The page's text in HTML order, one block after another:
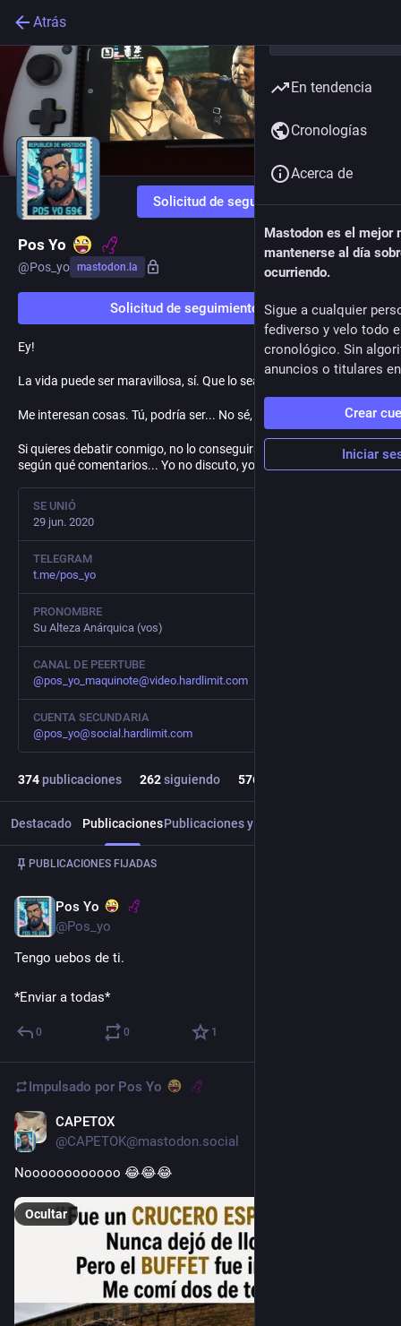
Atrás
Solicitud de seguimiento
Pos Yo
@Pos_yo mastodon.la
Solicitud de seguimiento
Ey!
La vida puede ser maravillosa, sí. Que lo sea, es otra historia.
Me interesan cosas. Tú, podría ser... No sé, debería pensármelo.
Si quieres debatir conmigo, no lo conseguirás. Así que, ahórrate
según qué comentarios... Yo no discuto, yo insulto.
SE UNIÓ
29 jun. 2020
TELEGRAM
t.me/pos_yo
PRONOMBRE
Su Alteza Anárquica (vos)
CANAL DE PEERTUBE
@pos_yo_maquinote@video.hardlimit.com
CUENTA SECUNDARIA
@pos_yo@social.hardlimit.com
374publicaciones 262siguiendo 576
Destacado PublicacionesPublicaciones y respuestas
PUBLICACIONES FIJADAS
Pos Yo
@Pos_yo
Tengo uebos de ti.
*Enviar a todas*
0 0 1
Impulsado por Pos Yo
CAPETOX
@CAPETOK@mastodon.social
Noooooooooooo 😂😂😂
Ocultar
En tendencia
Cronologías
Acerca de
Mastodon es el mejor
mantenerse al día
ocurriendo.
Sigue a cualquier
fediverso y velo todo
cronológico. Sin
anuncios o titulares
Crear
Iniciar